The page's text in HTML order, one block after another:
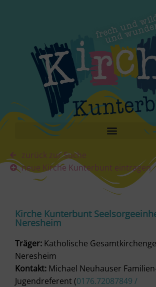
zurück zur Suche
neue Kirche Kunterbunt eintragen
Kirche Kunterbunt
Neresheim
Träger: Katholische
Neresheim
Kontakt: Michael Neuhauser
Jugendreferent (0176.72087849 /